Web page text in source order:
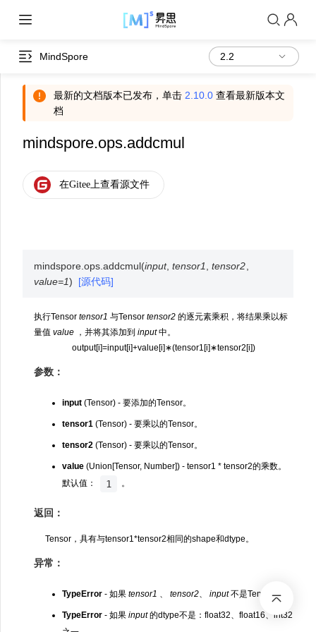
MindSpore
最新的文档版本已发布，单击 2.10.0 查看最新版本文
档
mindspore.ops.addcmul
mindspore.ops.addcmul(input,tensor1 ,tensor2
value=1) [源代码]
执行Tensor tensor1 与Tensor tensor2 的逐元素乘积，将结果乘以标
量值 value ，并将其添加到 input中。
output[i]=input[i]+va ue[i]∗(tensor1[i]∗tensor2[i])
参数：
input (Tensor) - 要添加的Tensor。
tensor1 (Tensor) - 要乘以的Tensor。
tensor2 (Tensor) - 要乘以的Tensor。
value (Union[Tensor, Number]) - tensor1 * tensor2的乘数。
默认值：
1 。
返回：
Tensor，具有与tensor1*tensor2相同的shape和dtype。
异常：
TypeError - 如果 tensor1 、 tensor2、 input不是Tensor。
TypeError - 如果 input的dtype不是：float32、float16、int32